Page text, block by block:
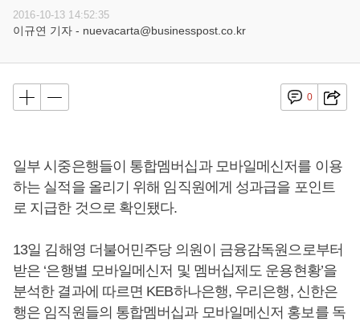
2016-10-13 14:52:35
이규연 기자 - nuevacarta@businesspost.co.kr
0
일부 시중은행들이 통합멤버십과 모바일메신저를 이용
하는 실적을 올리기 위해 임직원에게 성과급을 포인트
로 지급한 것으로 확인됐다.
13일 김해영 더불어민주당 의원이 금융감독원으로부터
받은 ‘은행별 모바일메신저 및 멤버십제도 운용현황’을
분석한 결과에 따르면 KEB하나은행, 우리은행, 신한은
행은 임직원들의 통합멤버십과 모바일메신저 홍보를 독